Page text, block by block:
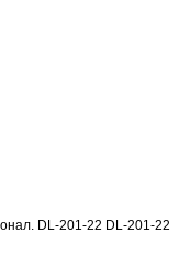
DL-201-22 DL-201-22